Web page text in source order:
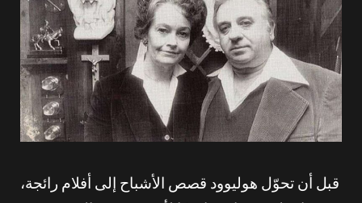
قبل أن تحوّل هوليوود قصص الأشباح إلى أفلام رائجة،